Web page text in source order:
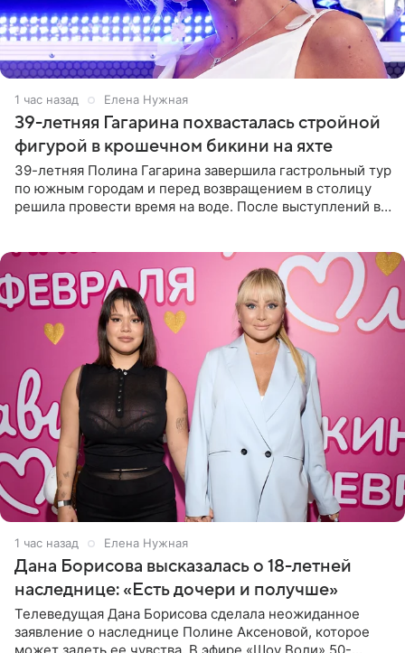
1 час назад Елена Нужная
39-летняя Гагарина похвасталась стройной
фигурой в крошечном бикини на яхте
39-летняя Полина Гагарина завершила гастрольный тур
по южным городам и перед возвращением в столицу
решила провести время на воде. После выступлений в
1 час назад Елена Нужная
Дана Борисова высказалась о 18-летней
наследнице: «Есть дочери и получше»
Телеведущая Дана Борисова сделала неожиданное
заявление о наследнице Полине Аксеновой, которое